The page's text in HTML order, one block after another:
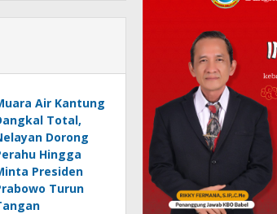
Air Kantung
Total,
Dorong
Hingga
Presiden
Turun